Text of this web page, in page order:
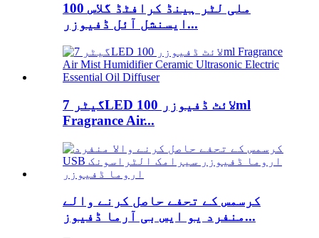
100 ملی لٹر ہینڈ کرافٹڈ گلاس
ایسنشل آئل ڈفیوزر...
گیٹر 7LED لائٹ ڈفیوزر 100ml
Fragrance Air...
کرسمس کے تحفے حاصل کرنے والے
منفرد یو ایس بی آرما ڈفیوز...